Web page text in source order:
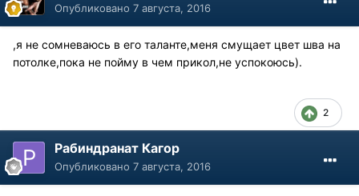
Опубликовано 7 августа, 2016
,я не сомневаюсь в его таланте,меня смущает цвет шва на
потолке,пока не пойму в чем прикол,не успокоюсь).
2
Рабиндранат Кагор
Опубликовано 7 августа, 2016